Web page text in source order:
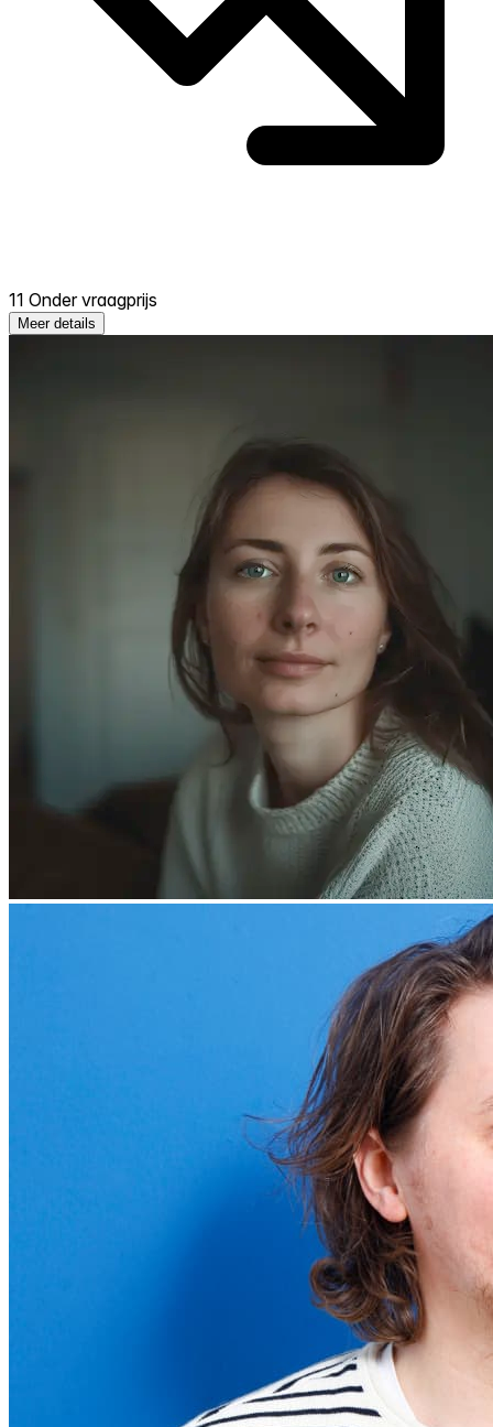
11 Onder vraagprijs
Meer details